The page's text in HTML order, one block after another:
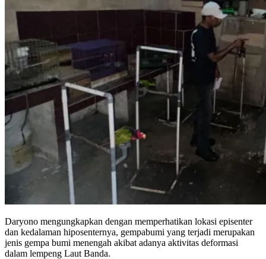
Daryono mengungkapkan dengan memperhatikan lokasi episenter
dan kedalaman hiposenternya, gempabumi yang terjadi merupakan
jenis gempa bumi menengah akibat adanya aktivitas deformasi
dalam lempeng Laut Banda.